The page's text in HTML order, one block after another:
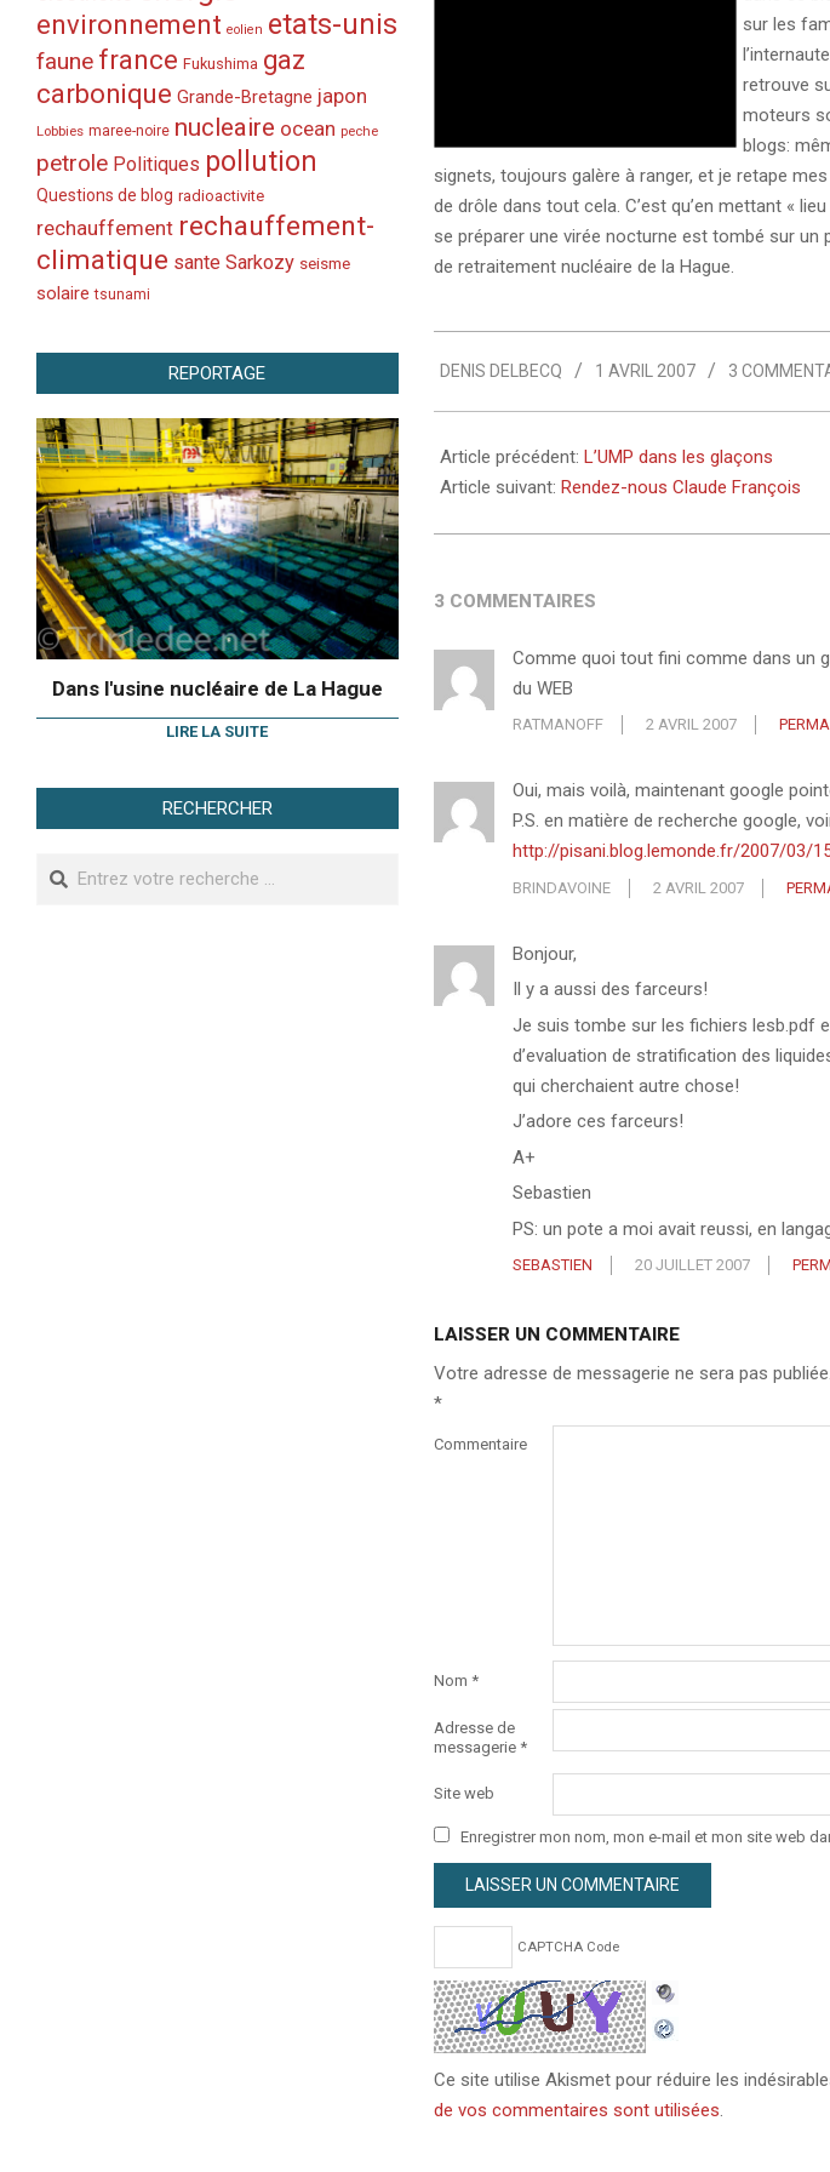
sur les
retrouve
moteurs
blogs:
signets, toujours galère à ranger, et je retape
de drôle dans tout cela. C’est qu’en mettant «
se préparer une virée nocturne est tombé sur un
de retraitement nucléaire de la Hague.
04-
01
DENIS DELBECQ 1 AVRIL 2007 3
Article précédent: L’UMP dans les glaçons
Article suivant: Rendez-nous Claude François
3 COMMENTAIRES
Comme quoi tout fini comme dans un
du WEB
RATMANOFF 2 AVRIL 2007
Oui, mais voilà, maintenant google
P.S. en matière de recherche google,
http://pisani.blog.lemonde.fr/2007/03/
BRINDAVOINE 2 AVRIL 2007
Bonjour,
Il y a aussi des farceurs!
Je suis tombe sur les fichiers lesb.pdf
d’evaluation de stratification des
qui cherchaient autre chose!
J’adore ces farceurs!
A+
Sebastien
PS: un pote a moi avait reussi, en
SEBASTIEN 20 JUILLET 2007
LAISSER UN COMMENTAIRE
Votre adresse de messagerie ne sera pas publiée.
*
Commentaire
Nom *
Adresse de
messagerie *
Site web
Enregistrer mon nom, mon e-mail et mon site web
CAPTCHA Code
Ce site utilise Akismet pour réduire les
de vos commentaires sont utilisées.
environnement eolien etats-unis
faune france Fukushima gaz
carbonique Grande-Bretagne japon
Lobbies maree-noire nucleaire ocean peche
petrole Politiques pollution
Questions de blog radioactivite
rechauffement rechauffement-
climatique sante Sarkozy seisme
solaire tsunami
REPORTAGE
Dans l'usine nucléaire de La Hague
LIRE LA SUITE
RECHERCHER